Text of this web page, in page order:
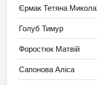
Єрмак Тетяна
Голуб Тимур
Форостюк Матвій
Сапонова Аліса